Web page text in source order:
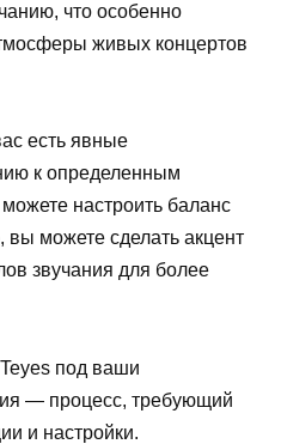
что особенно
живых концертов
есть явные
к определенным
настроить баланс
можете сделать акцент
звучания для более
под ваши
— процесс, требующий
и настройки.